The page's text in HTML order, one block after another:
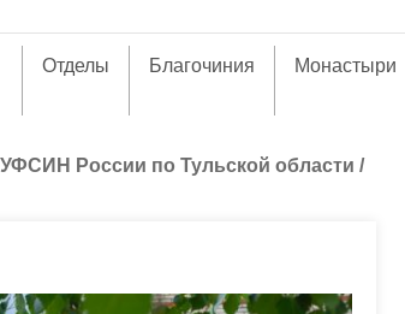
Отделы Благочиния Монастыри
России по Тульской области /